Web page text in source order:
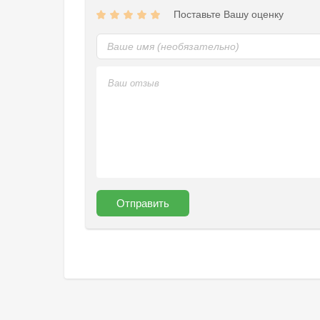
Поставьте Вашу оценку
Отправить